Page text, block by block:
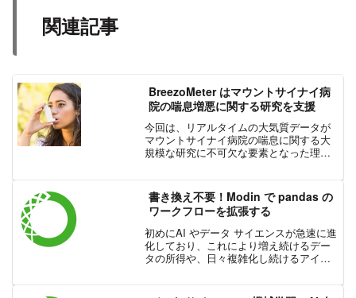
関連記事
BreezoMeter はマウントサイナイ病
院の喘息増悪に関する研究を支援
今回は、リアルタイムの大気質データが
マウントサイナイ病院の喘息に関する大
規模な研究に不可欠な要素となった理由
Icahn School of Medicine の専門家...
書き換え不要！Modin で pandas の
ワークフローを拡張する
初めにAI やデータ サイエンスが急速に進
化しており、これにより増え続けるデー
タの所得や、日々複雑化し続けるアイデ